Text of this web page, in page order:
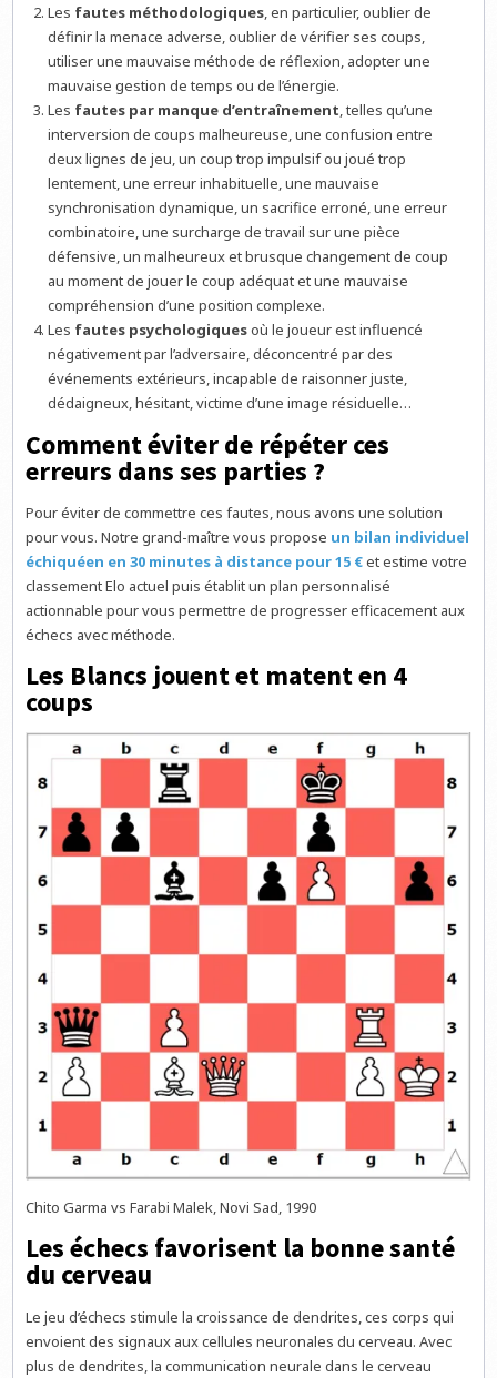
Les fautes méthodologiques, en particulier, oublier de
définir la menace adverse, oublier de vérifier ses coups,
utiliser une mauvaise méthode de réflexion, adopter une
mauvaise gestion de temps ou de l’énergie.
Les fautes par manque d’entraînement, telles qu’une
interversion de coups malheureuse, une confusion entre
deux lignes de jeu, un coup trop impulsif ou joué trop
lentement, une erreur inhabituelle, une mauvaise
synchronisation dynamique, un sacrifice erroné, une erreur
combinatoire, une surcharge de travail sur une pièce
défensive, un malheureux et brusque changement de coup
au moment de jouer le coup adéquat et une mauvaise
compréhension d’une position complexe.
Les fautes psychologiquesoù le joueur est influencé
négativement par l’adversaire, déconcentré par des
événements extérieurs, incapable de raisonner juste,
dédaigneux, hésitant, victime d’une image résiduelle…
Comment éviter de répéter ces
erreurs dans ses parties ?
Pour éviter de commettre ces fautes, nous avons une solution
pour vous. Notre grand-maître vous propose un bilan individuel
échiquéen en 30 minutes à distance pour 15 €et estime votre
classement Elo actuel puis établit un plan personnalisé
actionnable pour vous permettre de progresser efficacement aux
échecs avec méthode.
Les Blancs jouent et matent en 4
coups
Chito Garma vs Farabi Malek, Novi Sad, 1990
Les échecs favorisent la bonne santé
du cerveau
Le jeu d’échecs stimule la croissance de dendrites, ces corps qui
envoient des signaux aux cellules neuronales du cerveau. Avec
plus de dendrites, la communication neurale dans le cerveau